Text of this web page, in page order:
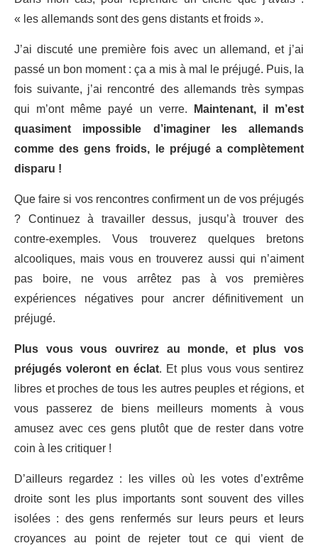
« les allemands sont des gens distants et froids ».
J’ai discuté une première fois avec un allemand, et j’ai
passé un bon moment : ça a mis à mal le préjugé. Puis, la
fois suivante, j’ai rencontré des allemands très sympas
qui m’ont même payé un verre. Maintenant, il m’est
quasiment impossible d’imaginer les allemands
comme des gens froids, le préjugé a complètement
disparu !
Que faire si vos rencontres confirment un de vos préjugés
? Continuez à travailler dessus, jusqu’à trouver des
contre-exemples. Vous trouverez quelques bretons
alcooliques, mais vous en trouverez aussi qui n’aiment
pas boire, ne vous arrêtez pas à vos premières
expériences négatives pour ancrer définitivement un
préjugé.
Plus vous vous ouvrirez au monde, et plus vos
préjugés voleront en éclat. Et plus vous vous sentirez
libres et proches de tous les autres peuples et régions, et
vous passerez de biens meilleurs moments à vous
amusez avec ces gens plutôt que de rester dans votre
coin à les critiquer !
D’ailleurs regardez : les villes où les votes d’extrême
droite sont les plus importants sont souvent des villes
isolées : des gens renfermés sur leurs peurs et leurs
croyances au point de rejeter tout ce qui vient de